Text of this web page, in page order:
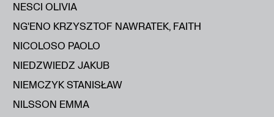
NESCI OLIVIA
NG'ENO KRZYSZTOF NAWRATEK, FAITH
NICOLOSO PAOLO
NIEDZWIEDZ JAKUB
NIEMCZYK STANISŁAW
NILSSON EMMA